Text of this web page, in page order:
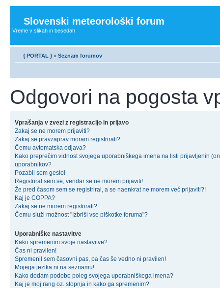
Slovenski meteorološki forum
Vreme v slikah in besedah
{ PORTAL } » Seznam forumov
Odgovori na pogosta
Vprašanja v zvezi z registracijo in prijavo
Zakaj se ne morem prijaviti?
Zakaj se pravzaprav moram registrirati?
Čemu avtomatska odjava?
Kako preprečim vidnost svojega uporabniškega imena na listi prijavljenih
uporabnikov?
Pozabil sem geslo!
Registriral sem se, vendar se ne morem prijaviti!
Že pred časom sem se registriral, a se naenkrat ne morem več prijaviti?!
Kaj je COPPA?
Zakaj se ne morem registrirati?
Čemu služi možnost "Izbriši vse piškotke foruma"?
Uporabniške nastavitve
Kako spremenim svoje nastavitve?
Čas ni pravilen!
Spremenil sem časovni pas, pa čas še vedno ni pravilen!
Mojega jezika ni na seznamu!
Kako dodam podobo poleg svojega uporabniškega imena?
Kaj je moj rang oz. stopnja in kako ga spremenim?